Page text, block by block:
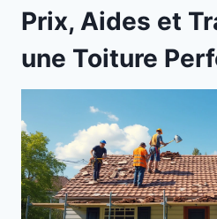
Prix, Aides et
une Toiture